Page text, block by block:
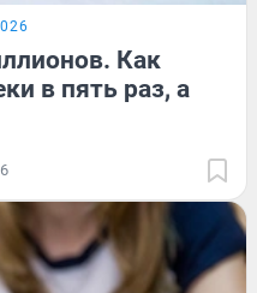
Как
в пять раз, а
6